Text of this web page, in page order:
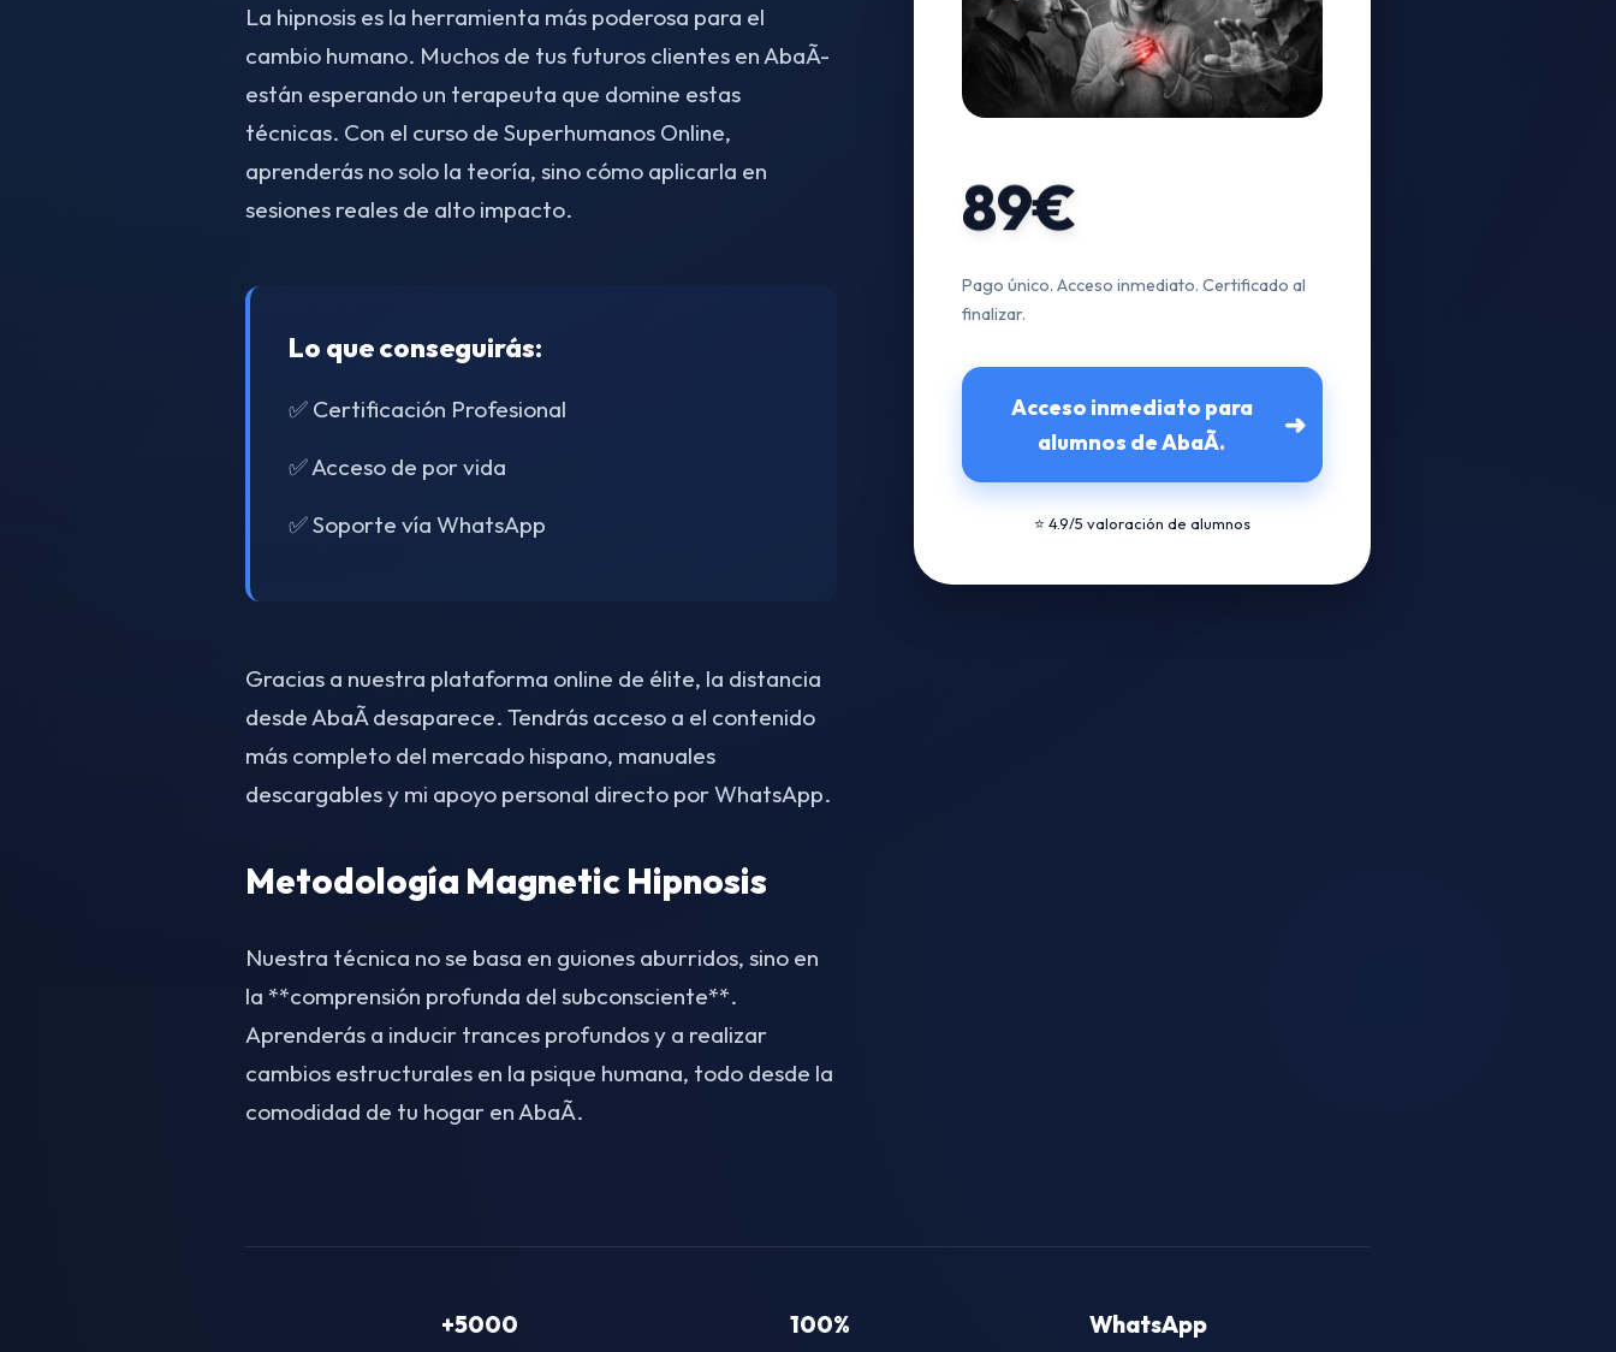
La hipnosis es la herramienta más poderosa para el
cambio humano. Muchos de tus futuros clientes en AbaÃ­
están esperando un terapeuta que domine estas
técnicas. Con el curso de Superhumanos Online,
aprenderás no solo la teoría, sino cómo aplicarla en
sesiones reales de alto impacto.
Lo que conseguirás:
✅ Certificación Profesional
✅ Acceso de por vida
✅ Soporte vía WhatsApp
Gracias a nuestra plataforma online de élite, la distancia
desde AbaÃ­ desaparece. Tendrás acceso a el contenido
más completo del mercado hispano, manuales
descargables y mi apoyo personal directo por WhatsApp.
Metodología Magnetic Hipnosis
Nuestra técnica no se basa en guiones aburridos, sino en
la **comprensión profunda del subconsciente**.
Aprenderás a inducir trances profundos y a realizar
cambios estructurales en la psique humana, todo desde la
comodidad de tu hogar en AbaÃ­.
89€
Pago único. Acceso inmediato. Certificado al
finalizar.
Acceso inmediato para
alumnos de AbaÃ­.
➜
⭐ 4.9/5 valoración de alumnos
+5000 100% WhatsApp